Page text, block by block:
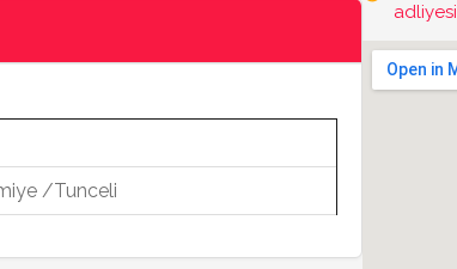
/Tunceli
adliyesi